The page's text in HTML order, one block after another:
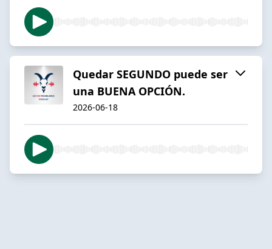
Quedar SEGUNDO puede ser
una BUENA OPCIÓN.
2026-06-18